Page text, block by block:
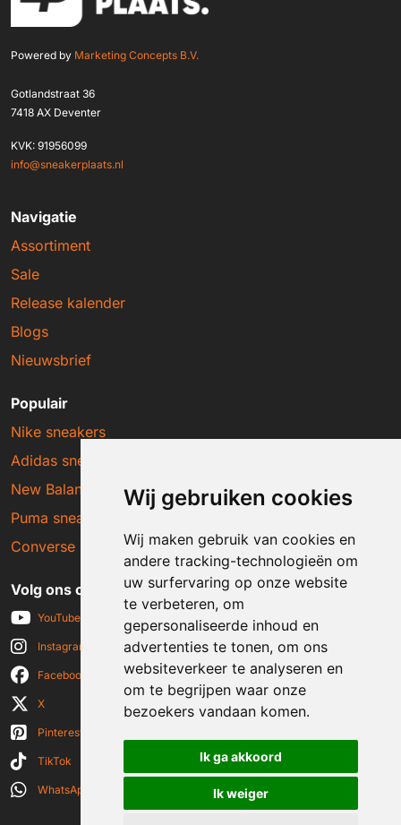
Wij gebruiken cookies
Wij maken gebruik van cookies en
andere tracking-technologieën om
uw surfervaring op onze website
te verbeteren, om
gepersonaliseerde inhoud en
advertenties te tonen, om ons
websiteverkeer te analyseren en
om te begrijpen waar onze
bezoekers vandaan komen.
Ik ga akkoord
Ik weiger
Powered by Marketing Concepts B.V.
Gotlandstraat 36
7418 AX Deventer
KVK: 91956099
info@sneakerplaats.nl
Navigatie
Assortiment
Sale
Release kalender
Blogs
Nieuwsbrief
Populair
Nike sneakers
Adidas sneakers
New Balance sneakers
Puma sneakers
Converse sneakers
Volg ons op social media
YouTube
Instagram
Facebook
X
Pinterest
TikTok
WhatsApp